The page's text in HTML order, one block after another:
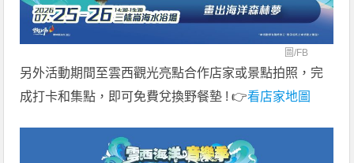
圖/FB
另外活動期間至雲西觀光亮點合作店家或景點拍照，完
成打卡和集點，即可免費兌換野餐墊 ! 👉看店家地圖